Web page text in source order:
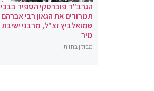
הגרב"ד פוברסקי הספיד בבכי
תמרורים את הגאון רבי אברהם
שמואלביץ זצ"ל, מרבני ישיבת
מיר
מבזקן בחזית